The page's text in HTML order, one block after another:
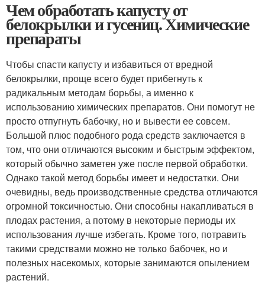
Чем обработать капусту от
белокрылки и гусениц. Химические
препараты
Чтобы спасти капусту и избавиться от вредной
белокрылки, проще всего будет прибегнуть к
радикальным методам борьбы, а именно к
использованию химических препаратов. Они помогут не
просто отпугнуть бабочку, но и вывести ее совсем.
Большой плюс подобного рода средств заключается в
том, что они отличаются высоким и быстрым эффектом,
который обычно заметен уже после первой обработки.
Однако такой метод борьбы имеет и недостатки. Они
очевидны, ведь производственные средства отличаются
огромной токсичностью. Они способны накапливаться в
плодах растения, а потому в некоторые периоды их
использования лучше избегать. Кроме того, потравить
такими средствами можно не только бабочек, но и
полезных насекомых, которые занимаются опылением
растений.